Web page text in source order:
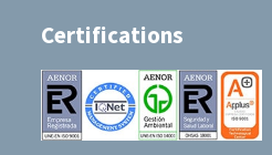
Certifications